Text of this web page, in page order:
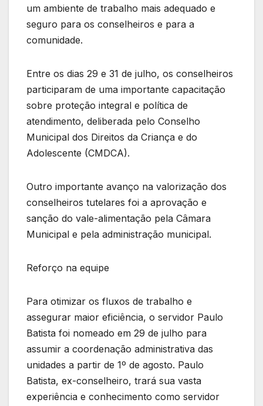
um ambiente de trabalho mais adequado e
seguro para os conselheiros e para a
comunidade.
Entre os dias 29 e 31 de julho, os conselheiros
participaram de uma importante capacitação
sobre proteção integral e política de
atendimento, deliberada pelo Conselho
Municipal dos Direitos da Criança e do
Adolescente (CMDCA).
Outro importante avanço na valorização dos
conselheiros tutelares foi a aprovação e
sanção do vale-alimentação pela Câmara
Municipal e pela administração municipal.
Reforço na equipe
Para otimizar os fluxos de trabalho e
assegurar maior eficiência, o servidor Paulo
Batista foi nomeado em 29 de julho para
assumir a coordenação administrativa das
unidades a partir de 1º de agosto. Paulo
Batista, ex-conselheiro, trará sua vasta
experiência e conhecimento como servidor